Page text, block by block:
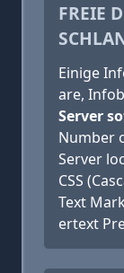
FREIE
Einige
are,
Server
Number
Server
CSS
Text
ertext